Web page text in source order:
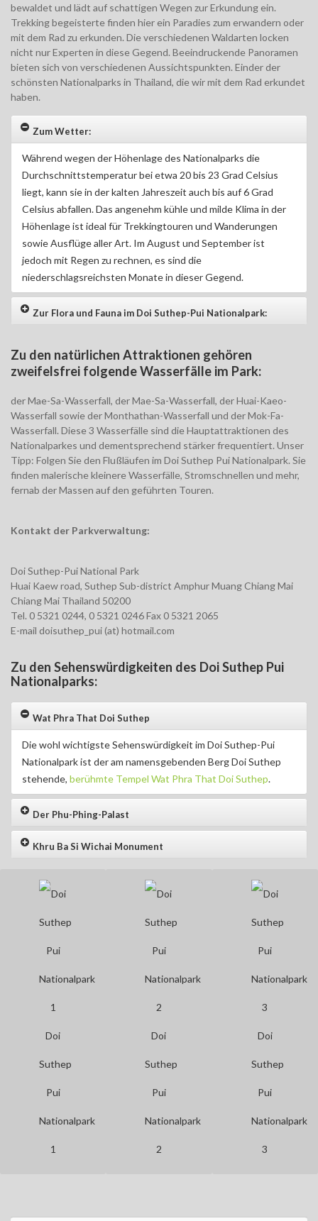
bewaldet und lädt auf schattigen Wegen zur Erkundung ein.
Trekking begeisterte finden hier ein Paradies zum erwandern oder
mit dem Rad zu erkunden. Die verschiedenen Waldarten locken
nicht nur Experten in diese Gegend. Beeindruckende Panoramen
bieten sich von verschiedenen Aussichtspunkten. Einder der
schönsten Nationalparks in Thailand, die wir mit dem Rad erkundet
haben.
Zum Wetter:
Während wegen der Höhenlage des Nationalparks die
Durchschnittstemperatur bei etwa 20 bis 23 Grad Celsius
liegt, kann sie in der kalten Jahreszeit auch bis auf 6 Grad
Celsius abfallen. Das angenehm kühle und milde Klima in der
Höhenlage ist ideal für Trekkingtouren und Wanderungen
sowie Ausflüge aller Art. Im August und September ist
jedoch mit Regen zu rechnen, es sind die
niederschlagsreichsten Monate in dieser Gegend.
Zur Flora und Fauna im Doi Suthep-Pui Nationalpark:
Zu den natürlichen Attraktionen gehören
zweifelsfrei folgende Wasserfälle im Park:
der Mae-Sa-Wasserfall, der Mae-Sa-Wasserfall, der Huai-Kaeo-
Wasserfall sowie der Monthathan-Wasserfall und der Mok-Fa-
Wasserfall. Diese 3 Wasserfälle sind die Hauptattraktionen des
Nationalparkes und dementsprechend stärker frequentiert. Unser
Tipp: Folgen Sie den Flußläufen im Doi Suthep Pui Nationalpark. Sie
finden malerische kleinere Wasserfälle, Stromschnellen und mehr,
fernab der Massen auf den geführten Touren.
Kontakt der Parkverwaltung:
Doi Suthep-Pui National Park
Huai Kaew road, Suthep Sub-district Amphur Muang Chiang Mai
Chiang Mai Thailand 50200
Tel. 0 5321 0244, 0 5321 0246 Fax 0 5321 2065
E-mail doisuthep_pui (at) hotmail.com
Zu den Sehenswürdigkeiten des Doi Suthep Pui
Nationalparks:
Wat Phra That Doi Suthep
Die wohl wichtigste Sehenswürdigkeit im Doi Suthep-Pui
Nationalpark ist der am namensgebenden Berg Doi Suthep
stehende, berühmte Tempel Wat Phra That Doi Suthep.
Der Phu-Phing-Palast
Khru Ba Si Wichai Monument
Doi
Suthep
Pui
Nationalpark
1
Doi
Suthep
Pui
Nationalpark
2
Doi
Suthep
Pui
Nationalpark
3